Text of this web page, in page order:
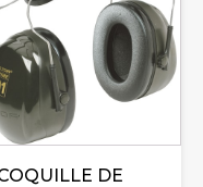
DE